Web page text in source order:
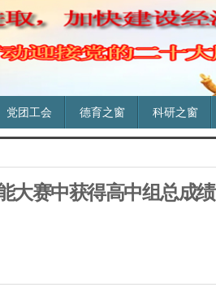
党团工会 德育之窗 科研之窗
大赛中获得高中组总成绩